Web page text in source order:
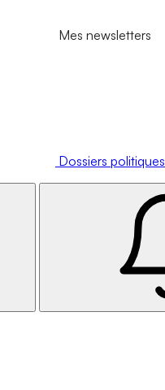
Mes newsletters
Dossiers politiques